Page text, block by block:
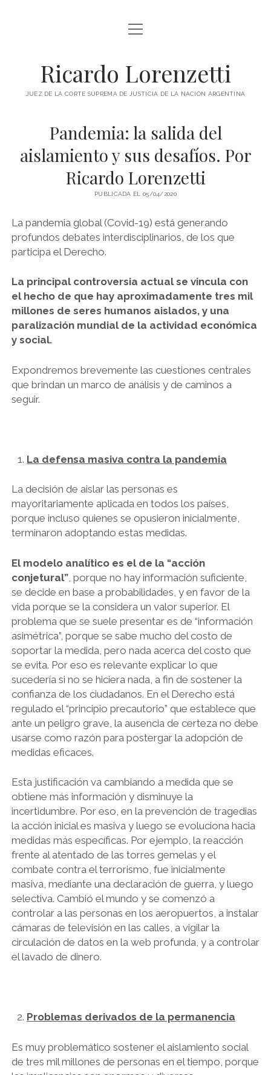
INICIO
LIBROS abrir
menú
LIBROS EN BRASIL
LIBROS EN COLOMBIA
LIBROS EN ESPAÑA
LIBROS EN ESTADOS UNIDOS
LIBROS EN ITALIA
LIBROS EN MÉXICO
LIBROS EN PARAGUAY
LIBROS EN PERÚ
LIBROS EN URUGUAY
VIDEOS
PODCAST
twitteryoutube
abrir
menú
Ricardo Lorenzetti
JUEZ DE LA CORTE SUPREMA DE JUSTICIA DE LA NACIÓN ARGENTINA
Pandemia: la salida del
aislamiento y sus desafíos. Por
Ricardo Lorenzetti
PUBLICADA EL 05/04/2020
La pandemia global (Covid-19) está generando
profundos debates interdisciplinarios, de los que
participa el Derecho.
La principal controversia actual se vincula con
el hecho de que hay aproximadamente tres mil
millones de seres humanos aislados, y una
paralización mundial de la actividad económica
y social.
Expondremos brevemente las cuestiones centrales
que brindan un marco de análisis y de caminos a
seguir.
La defensa masiva contra la pandemia
La decisión de aislar las personas es
mayoritariamente aplicada en todos los países,
porque incluso quienes se opusieron inicialmente,
terminaron adoptando estas medidas.
El modelo analítico es el de la “acción
conjetural”, porque no hay información suficiente,
se decide en base a probabilidades, y en favor de la
vida porque se la considera un valor superior. El
problema que se suele presentar es de “información
asimétrica”, porque se sabe mucho del costo de
soportar la medida, pero nada acerca del costo que
se evita. Por eso es relevante explicar lo que
sucedería si no se hiciera nada, a fin de sostener la
confianza de los ciudadanos. En el Derecho está
regulado el “principio precautorio” que establece que
ante un peligro grave, la ausencia de certeza no debe
usarse como razón para postergar la adopción de
medidas eficaces.
Esta justificación va cambiando a medida que se
obtiene más información y disminuye la
incertidumbre. Por eso, en la prevención de tragedias
la acción inicial es masiva y luego se evoluciona hacia
medidas más específicas. Por ejemplo, la reacción
frente al atentado de las torres gemelas y el
combate contra el terrorismo, fue inicialmente
masiva, mediante una declaración de guerra, y luego
selectiva. Cambió el mundo y se comenzó a
controlar a las personas en los aeropuertos, a instalar
cámaras de televisión en las calles, a vigilar la
circulación de datos en la web profunda, y a controlar
el lavado de dinero.
Problemas derivados de la permanencia
Es muy problemático sostener el aislamiento social
de tres mil millones de personas en el tiempo, porque